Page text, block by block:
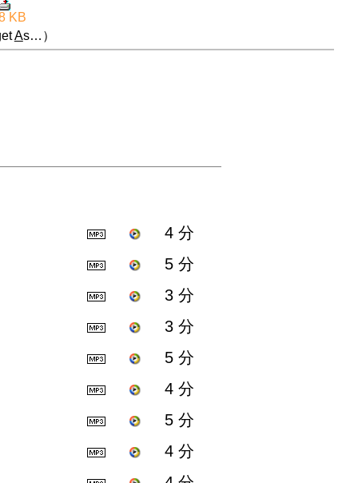
KB
As…）
4 分
5 分
3 分
3 分
5 分
4 分
5 分
4 分